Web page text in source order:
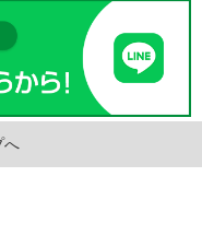
へ